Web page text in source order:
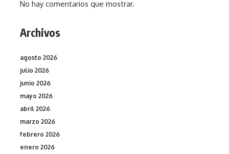
No hay comentarios que mostrar.
Archivos
agosto 2026
julio 2026
junio 2026
mayo 2026
abril 2026
marzo 2026
febrero 2026
enero 2026